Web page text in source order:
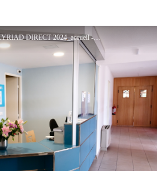
Orientales Le Département
NORD - AÉROPORT
Rivesaltes_hotel KYRIAD DIRECT 2024_accueil - Kyriad Direct Rivesaltes